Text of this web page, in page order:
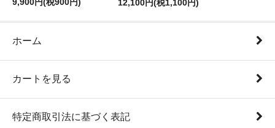
9,900円(税900円)
12,100円(税1,100円)
ホーム
カートを見る
特定商取引法に基づく表記